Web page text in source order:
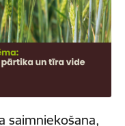
saimniekošana,